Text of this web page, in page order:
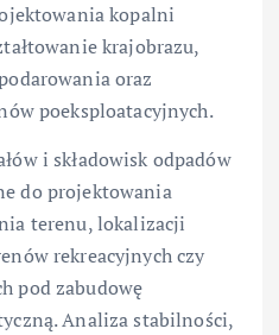
kopalni
krajobrazu,
oraz
poeksploatacyjnych.
i składowisk odpadów
do projektowania
terenu, lokalizacji
rekreacyjnych czy
pod zabudowę
Analiza stabilności,